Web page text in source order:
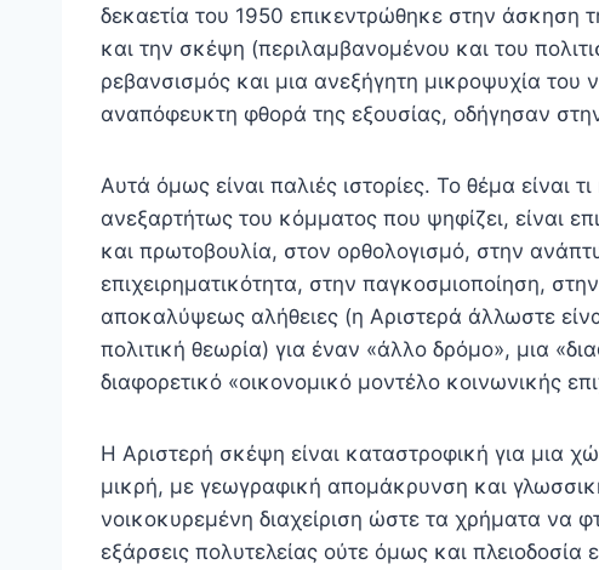
δεκαετία του 1950 επικεντρώθηκε στην άσκηση
και την σκέψη (περιλαμβανομένου και του
ρεβανσισμός και μια ανεξήγητη μικροψυχία του
αναπόφευκτη φθορά της εξουσίας, οδήγησαν
Αυτά όμως είναι παλιές ιστορίες. Το θέμα
ανεξαρτήτως του κόμματος που ψηφίζει, είναι
και πρωτοβουλία, στον ορθολογισμό, στην
επιχειρηματικότητα, στην παγκοσμιοποίηση,
αποκαλύψεως αλήθειες (η Αριστερά άλλωστε
πολιτική θεωρία) για έναν «άλλο δρόμο», μια
διαφορετικό «οικονομικό μοντέλο κοινωνικής
Η Αριστερή σκέψη είναι καταστροφική για μια
μικρή, με γεωγραφική απομάκρυνση και
νοικοκυρεμένη διαχείριση ώστε τα χρήματα να
εξάρσεις πολυτελείας ούτε όμως και